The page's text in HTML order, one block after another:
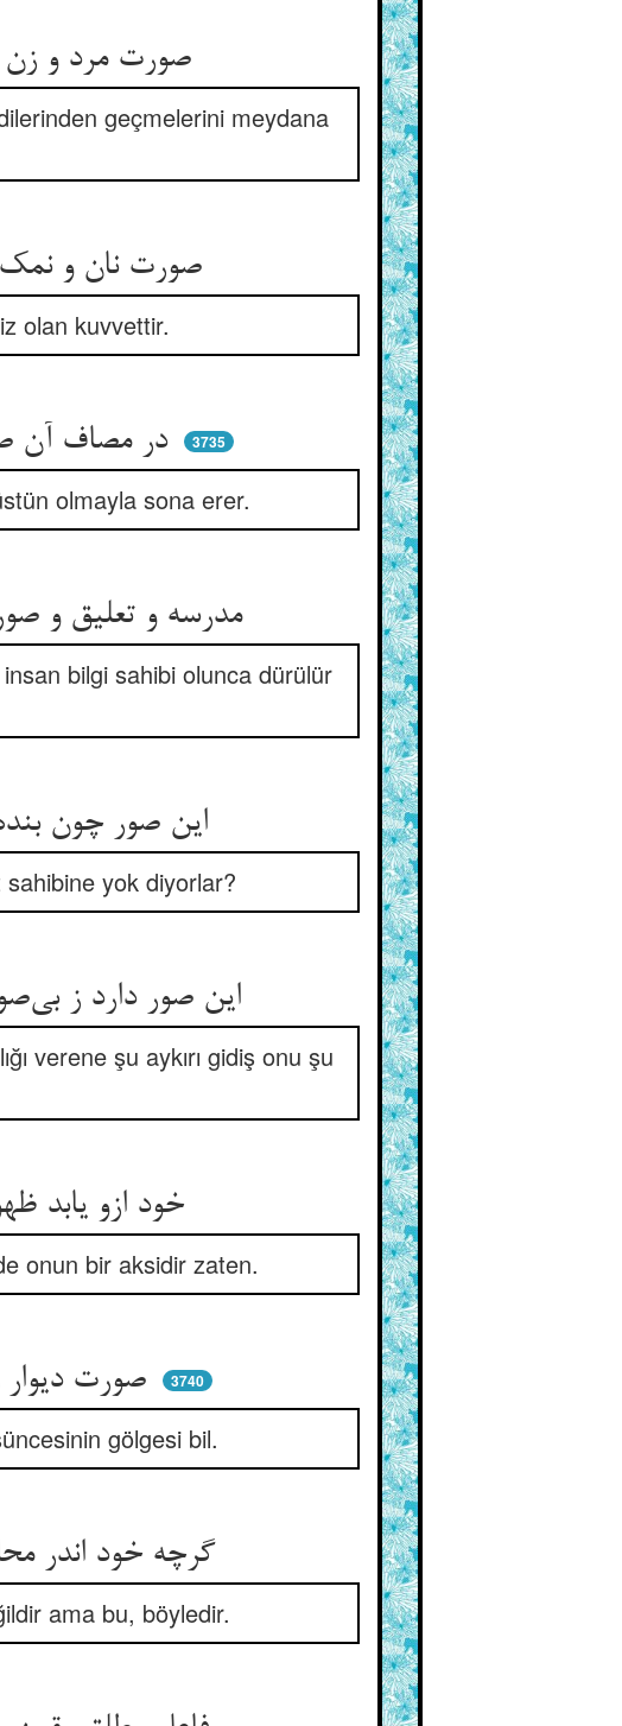
صورت مرد و زن و لعب و جماع ** فایده‌ش بی‌هوشی وقت وقاع
geçmelerini meydana
olan kuvvettir.
در مصاف آن صورت تیغ و سپر ** فایده‌ش بی‌صورتی یعنی ظفر 3735
olmayla sona erer.
مدرسه و تعلیق و صورت‌های وی ** چون به دانش متصل شد گشت طی
bilgi sahibi olunca dürülür
yok diyorlar?
این صور دارد ز بی‌صورت وجود ** چیست پس بر موجد خویشش جحود
verene şu aykırı gidiş onu şu
خود ازو یابد ظهور انکار او ** نیست غیر عکس خود این کار او
onun bir aksidir zaten.
3740
gölgesi bil.
گرچه خود اندر محل افتکار ** نیست سنگ و چوب و خشتی آشکار
ama bu, böyledir.